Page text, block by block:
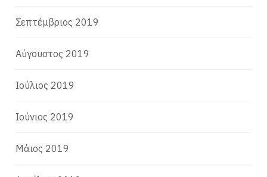
Σεπτέμβριος 2019
Αύγουστος 2019
Ιούλιος 2019
Ιούνιος 2019
Μάιος 2019